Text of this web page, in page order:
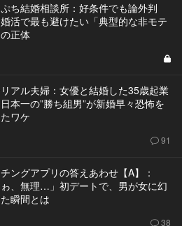
ち結婚相談所：好条件でも論外判
活で最も避けたい「典型的な非モテ
正体
アル夫婦：女優と結婚した35歳起業
本一の”勝ち組男”が新婚早々恐怖を
ワケ
91
ングアプリの答えあわせ【A】：
ゎ、無理…」初デートで、男が女に幻
瞬間とは
38